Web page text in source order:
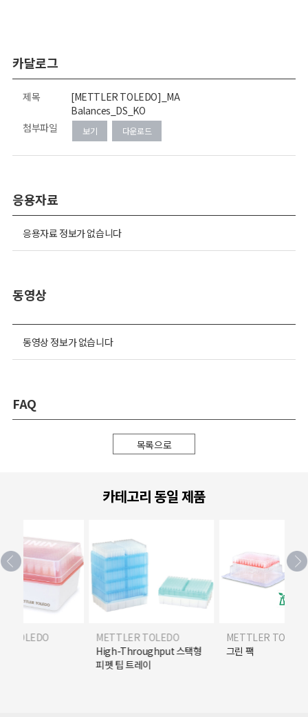
카달로그
제목
[METTLER TOLEDO]_MA
Balances_DS_KO
첨부파일
보기 다운로드
응용자료
응용자료 정보가 없습니다
동영상
동영상 정보가 없습니다
FAQ
목록으로
카테고리 동일 제품
TOLEDO
METTLER TOLEDO
High-Throughput 스택형
피펫 팁 트레이
METTLER
그린 팩